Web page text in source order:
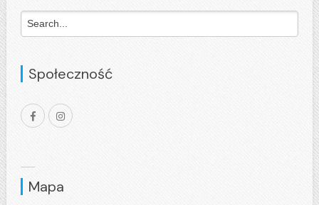
Społeczność
Mapa